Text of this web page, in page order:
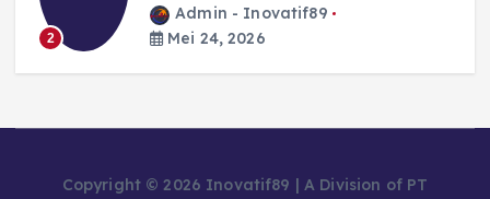
3
Admin - Inovatif89
Mei 24, 2026
Copyright © 2026 Inovatif89 | A Division of PT